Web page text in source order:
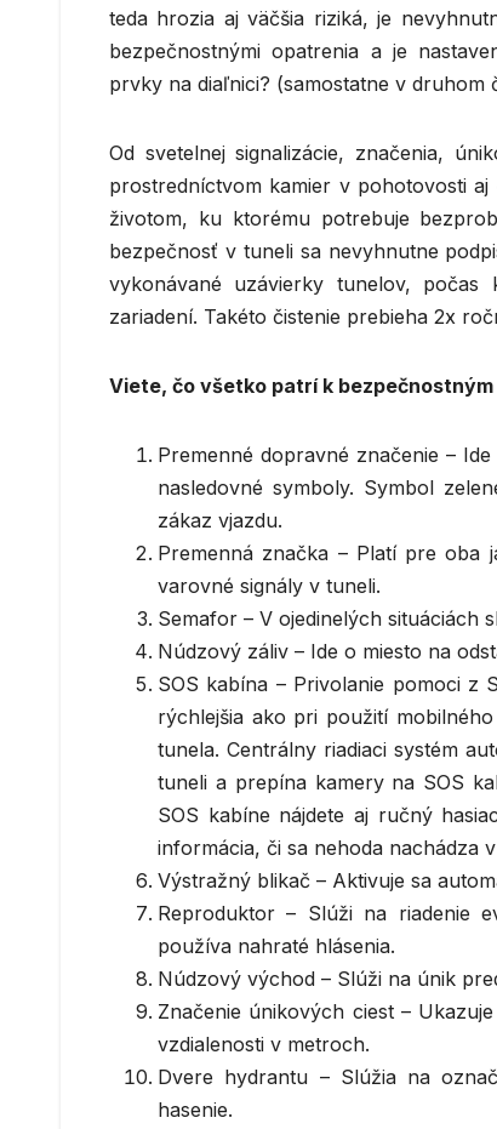
teda hrozia aj väčšia riziká, je
bezpečnostnými opatrenia a je
prvky na diaľnici? (samostatne v druhom
Od svetelnej signalizácie, značenia,
prostredníctvom kamier v pohotovosti
životom, ku ktorému potrebuje
bezpečnosť v tuneli sa nevyhnutne
vykonávané uzávierky tunelov,
zariadení. Takéto čistenie prebieha 2x
Viete, čo všetko patrí k
Premenné dopravné značenie –
nasledovné symboly. Symbol
zákaz vjazdu.
Premenná značka – Platí pre oba
varovné signály v tuneli.
Semafor – V ojedinelých situáciách
Núdzový záliv – Ide o miesto na
SOS kabína – Privolanie pomoci z
rýchlejšia ako pri použití
tunela. Centrálny riadiaci systém
tuneli a prepína kamery na SOS
SOS kabíne nájdete aj ručný
informácia, či sa nehoda nachádza
Výstražný blikač – Aktivuje sa
Reproduktor – Slúži na riadenie
používa nahraté hlásenia.
Núdzový východ – Slúži na únik
Značenie únikových ciest –
vzdialenosti v metroch.
Dvere hydrantu – Slúžia na
hasenie.